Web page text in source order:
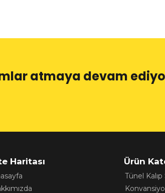
atmaya devam
Haritası Ürün
Tünel